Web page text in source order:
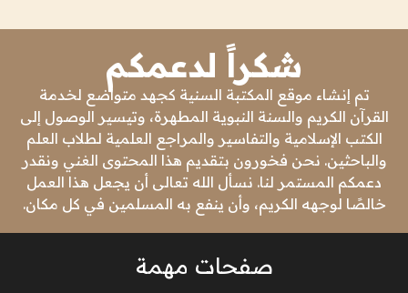
شكراً لدعمكم
تم إنشاء موقع المكتبة السنية كجهد متواضع لخدمة
القرآن الكريم والسنة النبوية المطهرة، وتيسير الوصول إلى
الكتب الإسلامية والتفاسير والمراجع العلمية لطلاب العلم
والباحثين. نحن فخورون بتقديم هذا المحتوى الغني ونقدر
دعمكم المستمر لنا. نسأل الله تعالى أن يجعل هذا العمل
خالصًا لوجهه الكريم، وأن ينفع به المسلمين في كل مكان.
صفحات مهمة